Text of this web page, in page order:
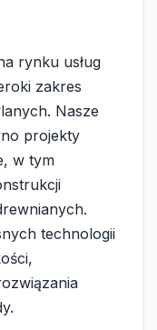
rynku usług
zakres
Nasze
projekty
w tym
technologii